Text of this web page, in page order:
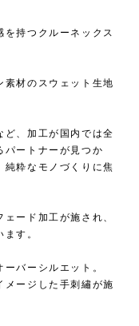
持つクルーネックス
素材のスウェット生地
ど、加工が国内では全
パートナーが見つか
純粋なモノづくりに焦
ード加工が施され、
す。
バーシルエット。
メージした手刺繡が施